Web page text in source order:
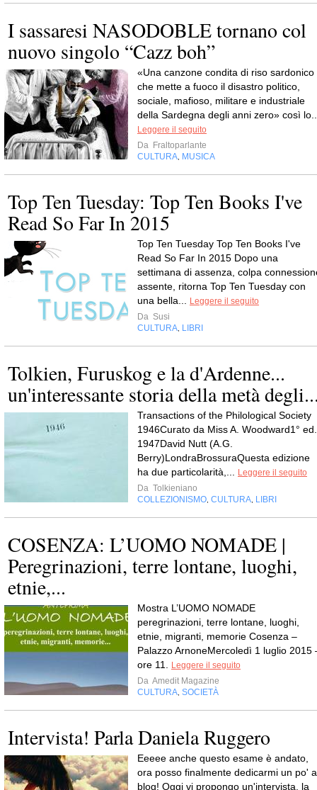
I sassaresi NASODOBLE tornano col
nuovo singolo “Cazz boh”
«Una canzone condita di riso sardonico
che mette a fuoco il disastro politico,
sociale, mafioso, militare e industriale
della Sardegna degli anni zero» così
Leggere il seguito
Da Fraltoparlante
CULTURA MUSICA
Top Ten Tuesday: Top Ten Books I've
Read So Far In 2015
Top Ten Tuesday Top Ten Books I've
Read So Far In 2015 Dopo una
settimana di assenza, colpa
assente, ritorna Top Ten Tuesday con
una bella...
Leggere il seguito
Da Susi
CULTURA LIBRI
Tolkien, Furuskog e la d'Ardenne...
un'interessante storia della metà
Transactions of the Philological Society
1946Curato da Miss A. Woodward1° ed.
1947David Nutt (A.G.
Berry)LondraBrossuraQuesta edizione
ha due particolarità,...
Leggere il seguito
Da Tolkieniano
COLLEZIONISMO CULTURA LIBRI
COSENZA: L’UOMO NOMADE |
Peregrinazioni, terre lontane, luoghi,
etnie,...
Mostra L’UOMO NOMADE
peregrinazioni, terre lontane, luoghi,
etnie, migranti, memorie Cosenza –
Palazzo ArnoneMercoledì 1 luglio 2015
ore 11.
Leggere il seguito
Da Amedit Magazine
CULTURA SOCIETÀ
Intervista! Parla Daniela Ruggero
Eeeee anche questo esame è andato,
ora posso finalmente dedicarmi un po'
blog! Oggi vi propongo un'intervista, la